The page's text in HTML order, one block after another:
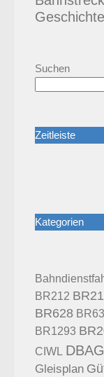
Suchen
Zeitleiste
Kategorien
BR212
BR628
BR1293
CIWL DBAG
Gleisplan